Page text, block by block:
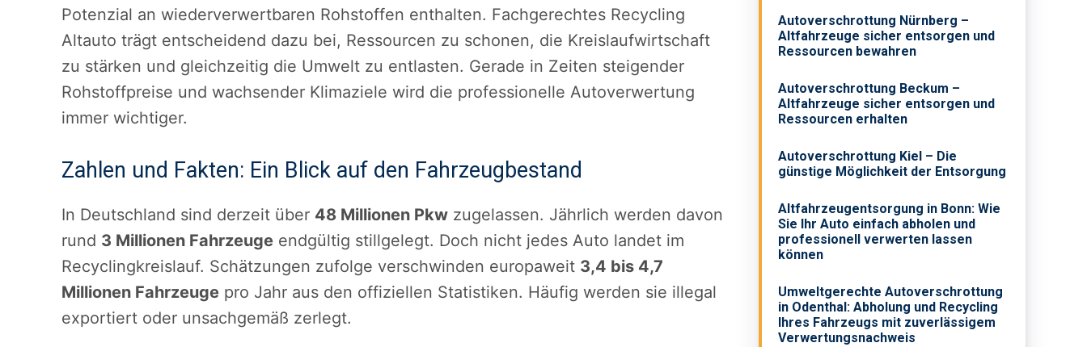
Potenzial an wiederverwertbaren Rohstoffen enthalten. Fachgerechtes Recycling
Altauto trägt entscheidend dazu bei, Ressourcen zu schonen, die Kreislaufwirtschaft
zu stärken und gleichzeitig die Umwelt zu entlasten. Gerade in Zeiten steigender
Rohstoffpreise und wachsender Klimaziele wird die professionelle Autoverwertung
immer wichtiger.
Zahlen und Fakten: Ein Blick auf den Fahrzeugbestand
In Deutschland sind derzeit über 48 Millionen Pkw zugelassen. Jährlich werden davon
rund 3 Millionen Fahrzeuge endgültig stillgelegt. Doch nicht jedes Auto landet im
Recyclingkreislauf. Schätzungen zufolge verschwinden europaweit 3,4 bis 4,7
Millionen Fahrzeuge pro Jahr aus den offiziellen Statistiken. Häufig werden sie illegal
exportiert oder unsachgemäß zerlegt.
Autoverschrottung Nürnberg –
Altfahrzeuge sicher entsorgen und
Ressourcen bewahren
Autoverschrottung Beckum –
Altfahrzeuge sicher entsorgen und
Ressourcen erhalten
Autoverschrottung Kiel – Die
günstige Möglichkeit der Entsorgung
Altfahrzeugentsorgung in Bonn: Wie
Sie Ihr Auto einfach abholen und
professionell verwerten lassen
können
Umweltgerechte Autoverschrottung
in Odenthal: Abholung und Recycling
Ihres Fahrzeugs mit zuverlässigem
Verwertungsnachweis